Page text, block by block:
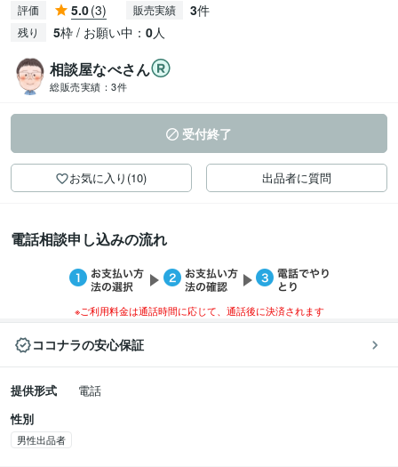
評価 5.0(3) 販売実績 3件
残り 5枠 / お願い中： 0人
相談屋なべさん
総販売実績： 3件
受付終了
お気に入り(10) 出品者に質問
電話相談申し込みの流れ
※ご利用料金は通話時間に応じて、通話後に決済されます
ココナラの安心保証
提供形式
電話
性別
男性出品者